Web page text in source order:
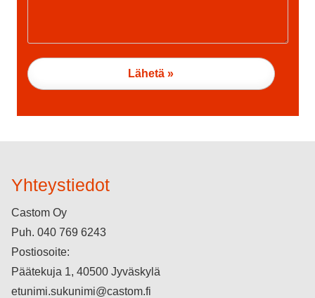
Yhteystiedot
Castom Oy
Puh. 040 769 6243
Postiosoite:
Päätekuja 1, 40500 Jyväskylä
etunimi.sukunimi@castom.fi